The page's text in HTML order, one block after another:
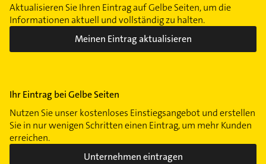
Aktualisieren Sie Ihren Eintrag auf Gelbe Seiten, um die
Informationen aktuell und vollständig zu halten.
Meinen Eintrag aktualisieren
Ihr Eintrag bei Gelbe Seiten
Nutzen Sie unser kostenloses Einstiegsangebot und erstellen
Sie in nur wenigen Schritten einen Eintrag, um mehr Kunden
erreichen.
Unternehmen eintragen